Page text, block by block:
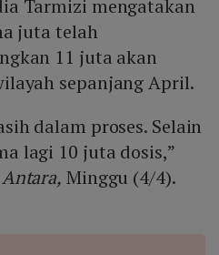
Tarmizi mengatakan
juta telah
11 juta akan
sepanjang April.
dalam proses. Selain
lagi 10 juta dosis,”
Antara, Minggu (4/4).